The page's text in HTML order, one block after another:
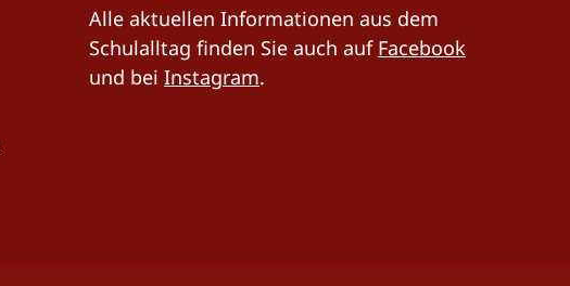
Alle aktuellen Informationen aus dem
Schulalltag finden Sie auch auf Facebook
und bei Instagram.